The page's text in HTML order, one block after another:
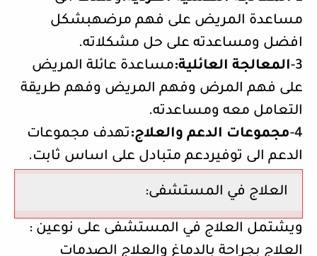
مساعدة المريض على فهم مرضهبشكل
افضل ومساعدته على حل مشكلاته.
3- المعالجة العائلية:مساعدة عائلة المريض
على فهم المرض وفهم المريض وفهم طريقة
التعامل معه ومساعدته.
4- مجموعات الدعم والعلاج:تهدف مجموعات
الدعم الى توفيردعم متبادل على اساس ثابت.
العلاج في المستشفى:
ويشتمل العلاج في المستشفى على نوعين :
العلاج بجراحة بالدماغ والعلاج الصدمات